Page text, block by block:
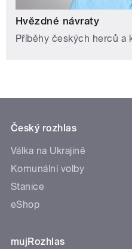
Hvězdné návraty
Příběhy českých herců a
Český rozhlas
Válka na Ukrajině
Komunální volby
Stanice
eShop
mujRozhlas